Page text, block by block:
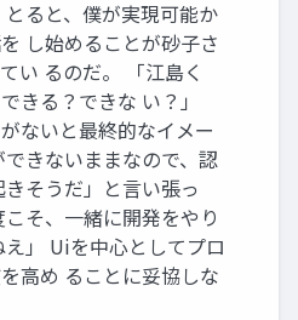
ると、僕が実現可能か
し始めることが砂⼦さ
い るのだ。 「江島く
きる？できな い？」
がないと最終的なイメー
きないままなので、認
そうだ」と⾔い張っ
そ、⼀緒に開発をやり
え」 Uiを中⼼としてプロ
⾼め ることに妥協しな